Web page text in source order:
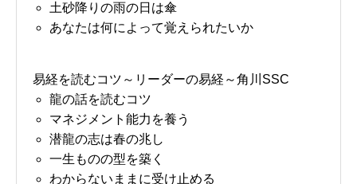
土砂降りの雨の日は傘
あなたは何によって覚えられたいか
易経を読むコツ～リーダーの易経～角川SSC
龍の話を読むコツ
マネジメント能力を養う
潜龍の志は春の兆し
一生ものの型を築く
わからないままに受け止める